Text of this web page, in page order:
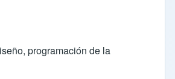
programación de la